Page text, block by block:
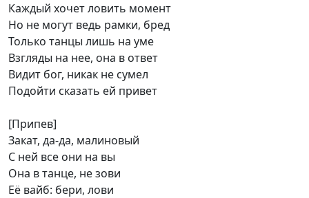
Каждый хочет ловить момент
Но не могут ведь рамки, бред
Только танцы лишь на уме
Взгляды на нее, она в ответ
Видит бог, никак не сумел
Подойти сказать ей привет
[Припев]
Закат, да-да, малиновый
С ней все они на вы
Она в танце, не зови
Её вайб: бери, лови